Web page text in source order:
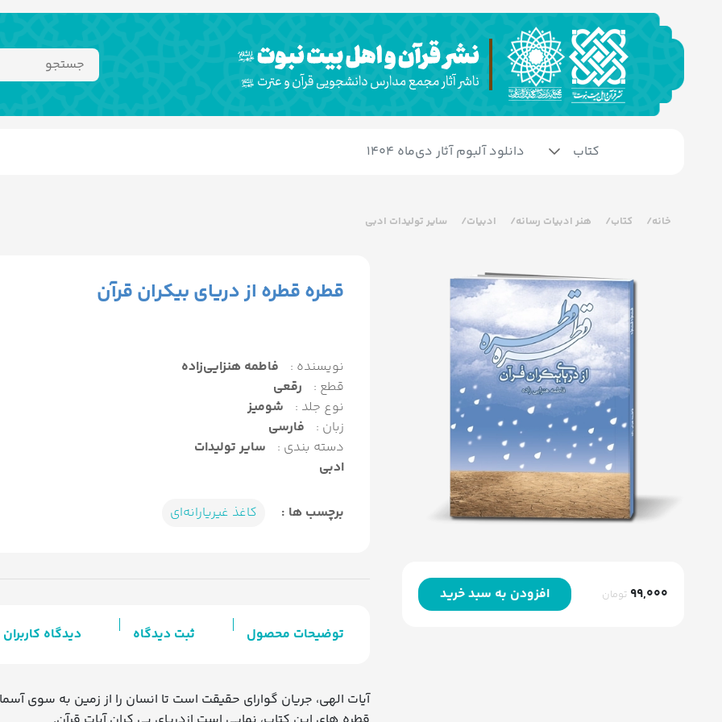
کتاب دانلود آلبوم آثار دی‌ماه 1404
خانه کتاب هنر ادبیات رسانه ادبیات سایر تولیدات ادبی
99,000 تومان افزودن به سبد خرید
قطره قطره از دریای بیکران قرآن
نویسنده :
فاطمه هنزایی‌زاده
قطع :
رقعی
نوع جلد :
شومیز
زبان :
فارسی
دسته بندی :
سایر تولیدات
ادبی
برچسب ها : کاغذ غیریارانه‌ای
توضیحات محصول ثبت دیدگاه دیدگاه کاربران
آیات الهی، جریان گوارای حقیقت است تا انسان را از زمین به سوی